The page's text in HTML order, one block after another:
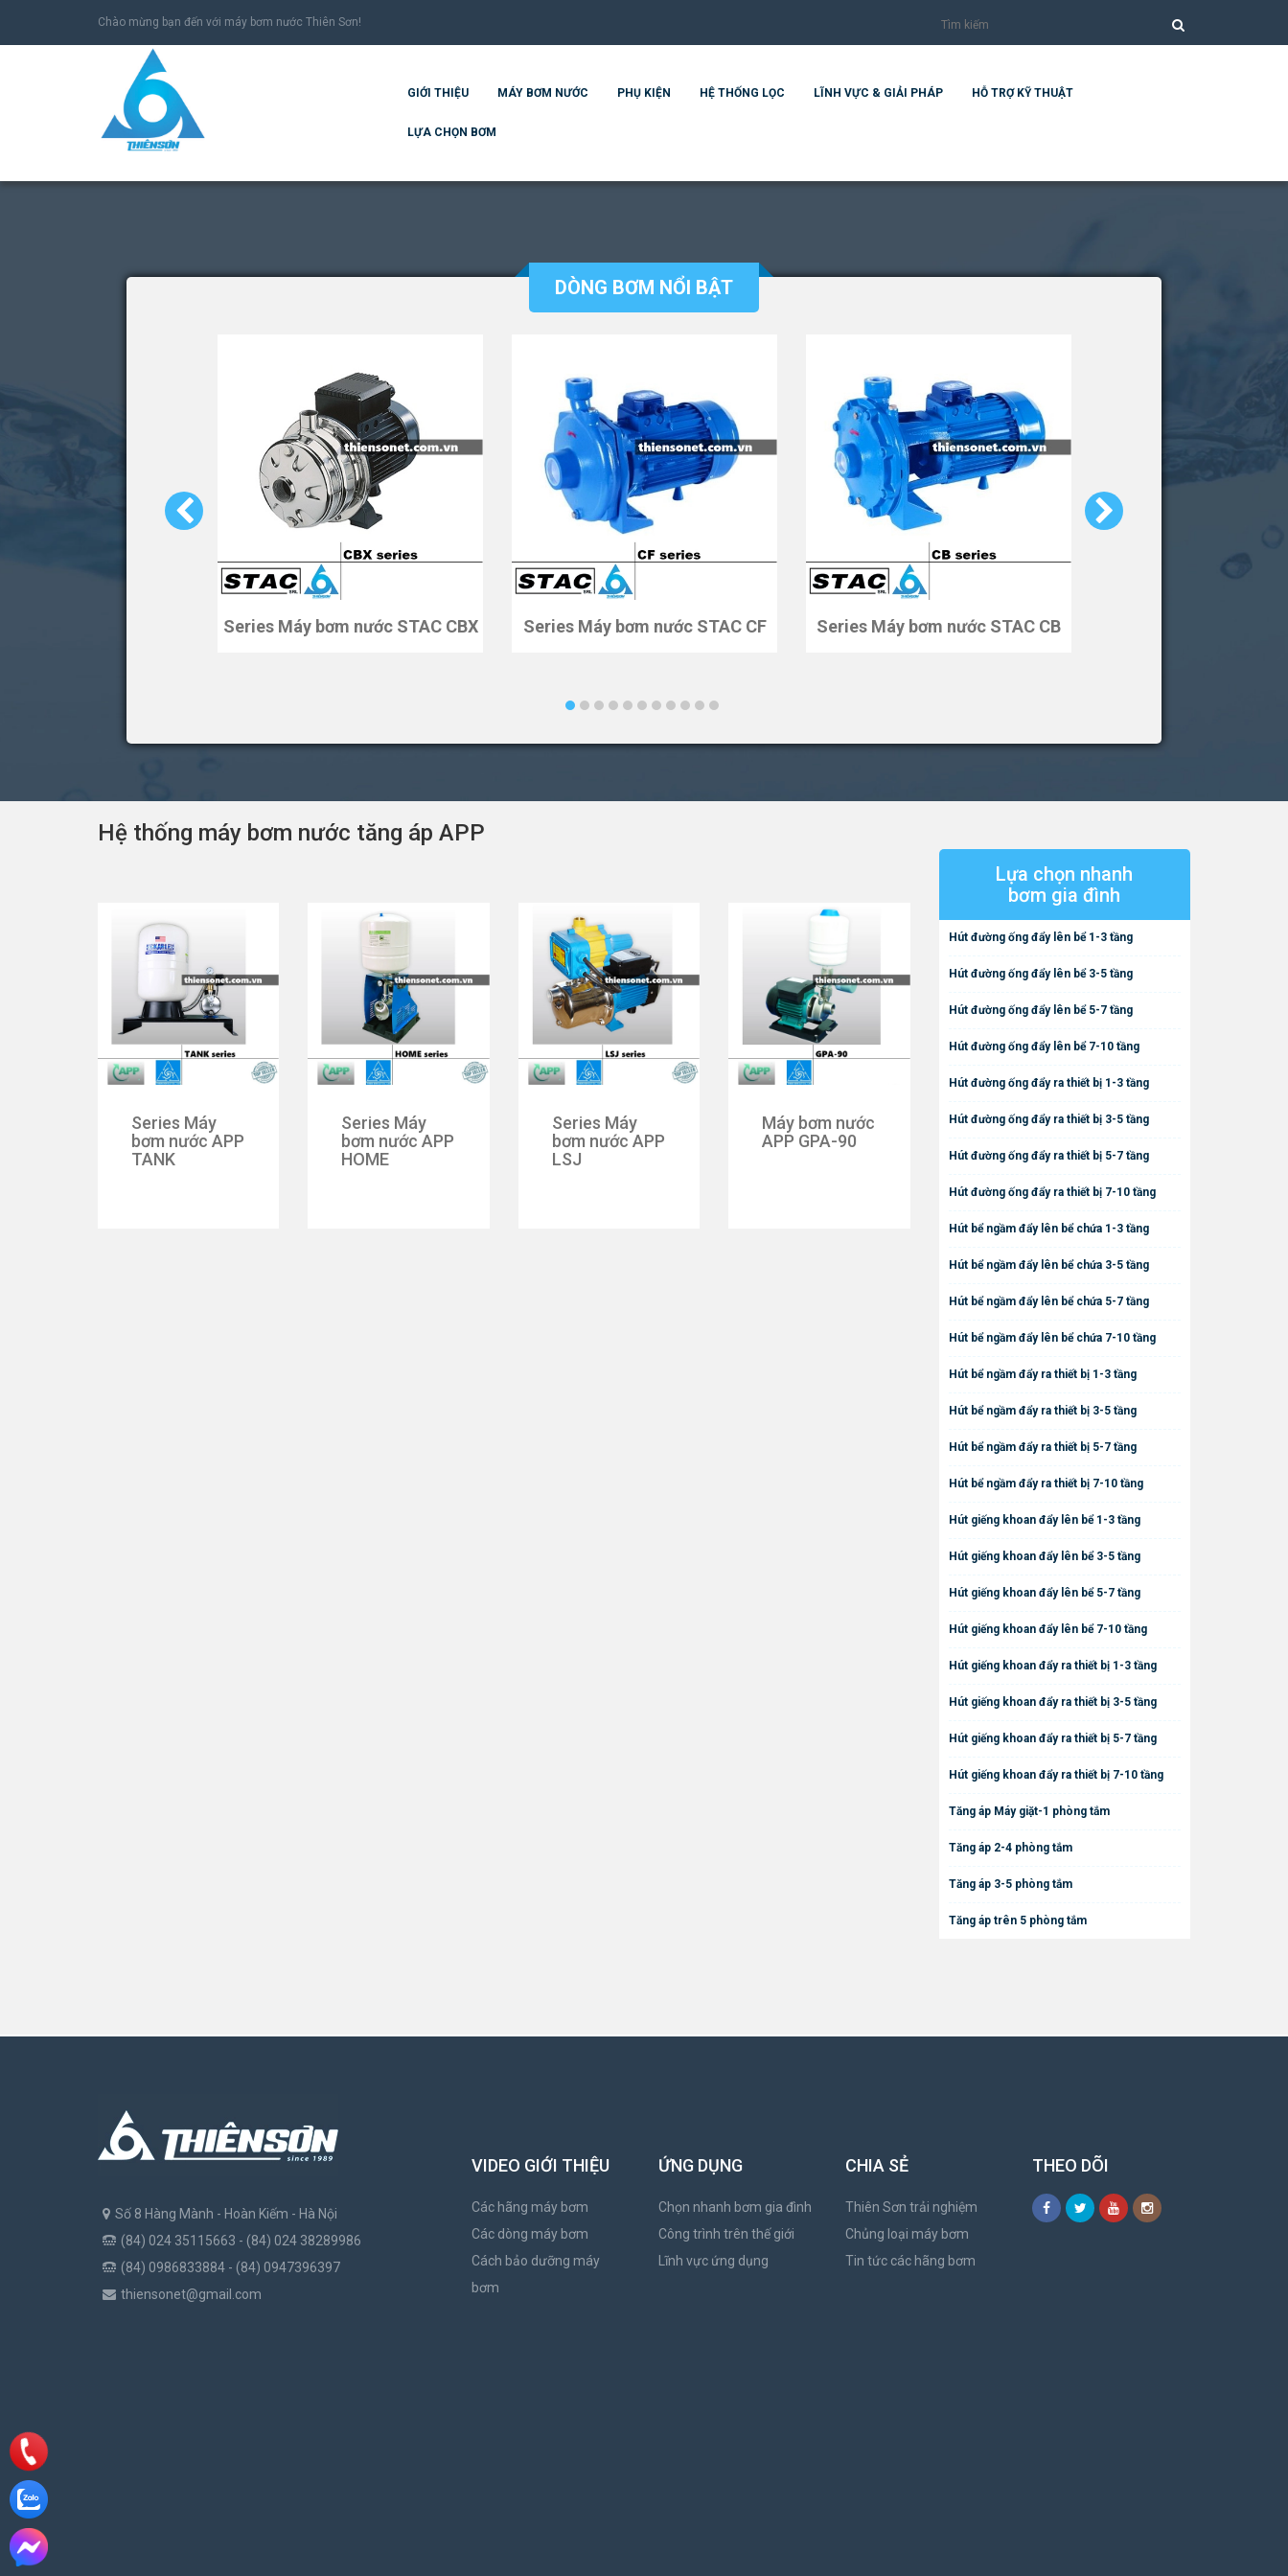
Chào mừng bạn đến với máy bơm nước Thiên Sơn!
GIỚI THIỆU MÁY BƠM NƯỚC PHỤ KIỆN HỆ THỐNG LỌC LĨNH VỰC & GIẢI PHÁP HỖ TRỢ KỸ THUẬT
LỰA CHỌN BƠM
DÒNG BƠM NỔI BẬT
Series Máy bơm nước STAC CBX Series Máy bơm nước STAC CF Series Máy bơm nước STAC CB
Hệ thống máy bơm nước tăng áp APP
Series Máy
bơm nước APP
TANK
Series Máy
bơm nước APP
HOME
Series Máy
bơm nước APP
LSJ
Máy bơm nước
APP GPA-90
Lựa chọn nhanh
bơm gia đình
Hút đường ống đẩy lên bể 1-3 tầng
Hút đường ống đẩy lên bể 3-5 tầng
Hút đường ống đẩy lên bể 5-7 tầng
Hút đường ống đẩy lên bể 7-10 tầng
Hút đường ống đẩy ra thiết bị 1-3 tầng
Hút đường ống đẩy ra thiết bị 3-5 tầng
Hút đường ống đẩy ra thiết bị 5-7 tầng
Hút đường ống đẩy ra thiết bị 7-10 tầng
Hút bể ngầm đẩy lên bể chứa 1-3 tầng
Hút bể ngầm đẩy lên bể chứa 3-5 tầng
Hút bể ngầm đẩy lên bể chứa 5-7 tầng
Hút bể ngầm đẩy lên bể chứa 7-10 tầng
Hút bể ngầm đẩy ra thiết bị 1-3 tầng
Hút bể ngầm đẩy ra thiết bị 3-5 tầng
Hút bể ngầm đẩy ra thiết bị 5-7 tầng
Hút bể ngầm đẩy ra thiết bị 7-10 tầng
Hút giếng khoan đẩy lên bể 1-3 tầng
Hút giếng khoan đẩy lên bể 3-5 tầng
Hút giếng khoan đẩy lên bể 5-7 tầng
Hút giếng khoan đẩy lên bể 7-10 tầng
Hút giếng khoan đẩy ra thiết bị 1-3 tầng
Hút giếng khoan đẩy ra thiết bị 3-5 tầng
Hút giếng khoan đẩy ra thiết bị 5-7 tầng
Hút giếng khoan đẩy ra thiết bị 7-10 tầng
Tăng áp Máy giặt-1 phòng tắm
Tăng áp 2-4 phòng tắm
Tăng áp 3-5 phòng tắm
Tăng áp trên 5 phòng tắm
Số 8 Hàng Mành - Hoàn Kiếm - Hà Nội
(84) 024 35115663 - (84) 024 38289986
(84) 0986833884 - (84) 0947396397
thiensonet@gmail.com
VIDEO GIỚI THIỆU
Các hãng máy bơm
Các dòng máy bơm
Cách bảo dưỡng máy
bơm
ỨNG DỤNG
Chọn nhanh bơm gia đình
Công trình trên thế giới
Lĩnh vực ứng dụng
CHIA SẺ
Thiên Sơn trải nghiệm
Chủng loại máy bơm
Tin tức các hãng bơm
THEO DÕI